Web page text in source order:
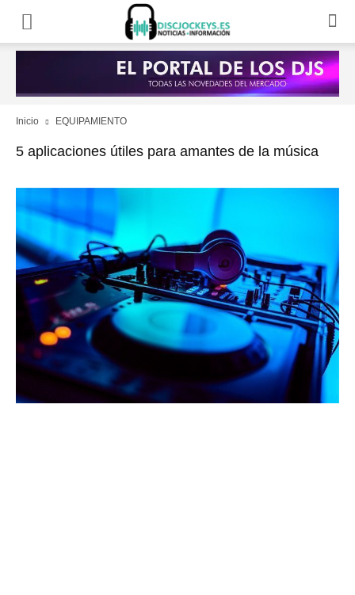
Inicio EQUIPAMIENTO
5 aplicaciones útiles para amantes de la música